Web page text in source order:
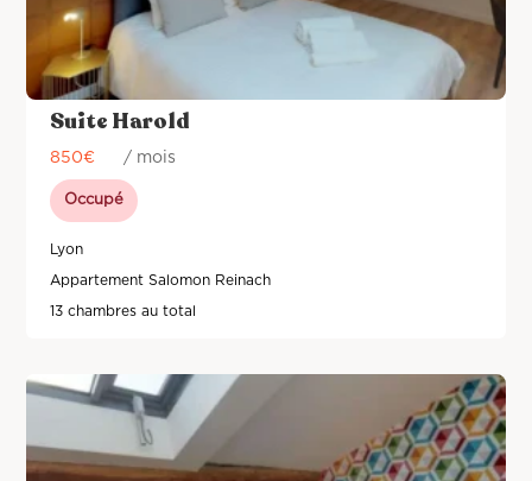
Suite Harold
850€ / mois
Occupé
Lyon
Appartement Salomon Reinach
13 chambres au total